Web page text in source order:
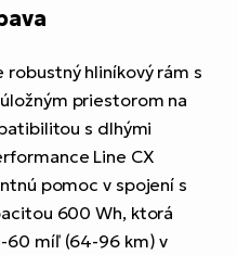
robustný hliníkový rám s
priestorom na
s dlhými
Line CX
pomoc v spojení s
600 Wh, ktorá
60 míľ (64-96 km) v